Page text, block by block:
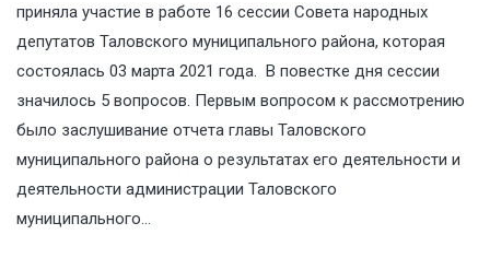
приняла участие в работе 16 сессии Совета народных
депутатов Таловского муниципального района, которая
состоялась 03 марта 2021 года. В повестке дня сессии
значилось 5 вопросов. Первым вопросом к рассмотрению
было заслушивание отчета главы Таловского
муниципального района о результатах его деятельности и
деятельности администрации Таловского
муниципального…